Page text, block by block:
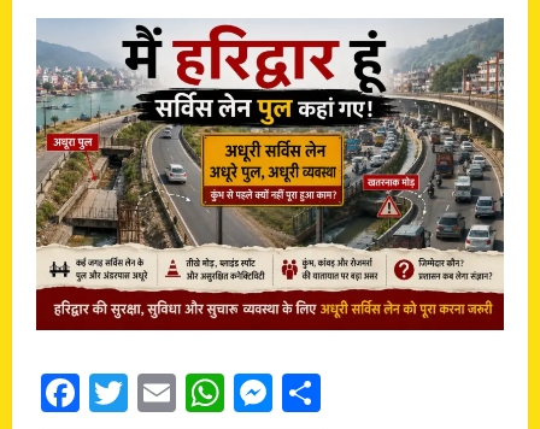
Facebook
Twitter
EmailWhatsApp
Messenger